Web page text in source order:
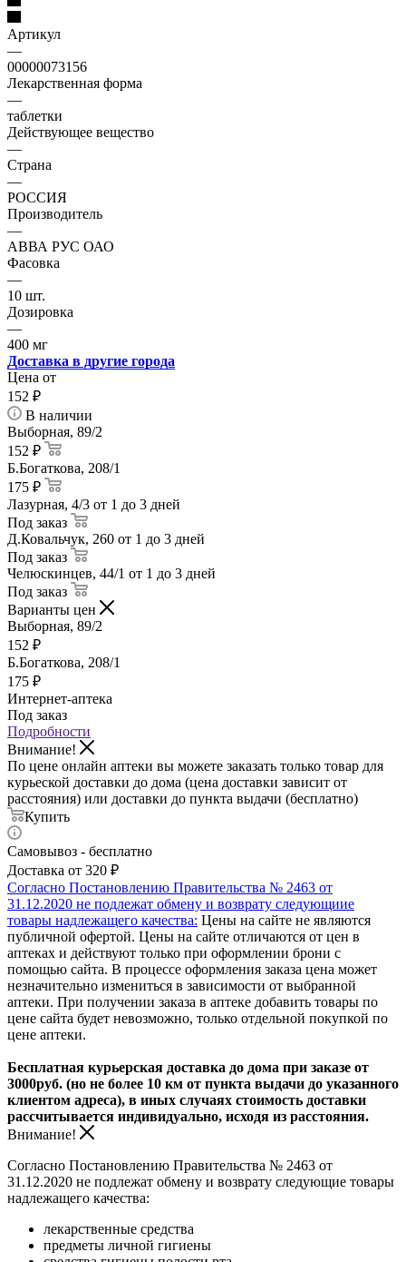
Артикул
—
00000073156
Лекарственная форма
—
таблетки
Действующее вещество
—
Страна
—
РОССИЯ
Производитель
—
АВВА РУС ОАО
Фасовка
—
10 шт.
Дозировка
—
400 мг
Доставка в другие города
Цена от
152 ₽
В наличии
Выборная, 89/2
152 ₽
Б.Богаткова, 208/1
175 ₽
Лазурная, 4/3 от 1 до 3 дней
Под заказ
Д.Ковальчук, 260 от 1 до 3 дней
Под заказ
Челюскинцев, 44/1 от 1 до 3 дней
Под заказ
Варианты цен
Выборная, 89/2
152 ₽
Б.Богаткова, 208/1
175 ₽
Интернет-аптека
Под заказ
Подробности
Внимание!
По цене онлайн аптеки вы можете заказать только товар для
курьеской доставки до дома (цена доставки зависит от
расстояния) или доставки до пункта выдачи (бесплатно)
Купить
Самовывоз - бесплатно
Доставка от 320 ₽
Согласно Постановлению Правительства № 2463 от
31.12.2020 не подлежат обмену и возврату следующиие
товары надлежащего качества: Цены на сайте не являются
публичной офертой. Цены на сайте отличаются от цен в
аптеках и действуют только при оформлении брони с
помощью сайта. В процессе оформления заказа цена может
незначительно измениться в зависимости от выбранной
аптеки. При получении заказа в аптеке добавить товары по
цене сайта будет невозможно, только отдельной покупкой по
цене аптеки.
Бесплатная курьерская доставка до дома при заказе от
3000руб. (но не более 10 км от пункта выдачи до указанного
клиентом адреса), в иных случаях стоимость доставки
рассчитывается индивидуально, исходя из расстояния.
Внимание!
Согласно Постановлению Правительства № 2463 от
31.12.2020 не подлежат обмену и возврату следующие товары
надлежащего качества:
лекарственные средства
предметы личной гигиены